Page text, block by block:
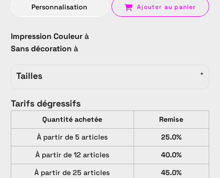
Personnalisation Ajouter au panier
Impression Couleurà
Sans décoration à
Tailles
Tarifs dégressifs
Quantité achetée
Remise
À partir de 5 articles
25.0%
À partir de 12 articles
40.0%
À partir de 25 articles
45.0%